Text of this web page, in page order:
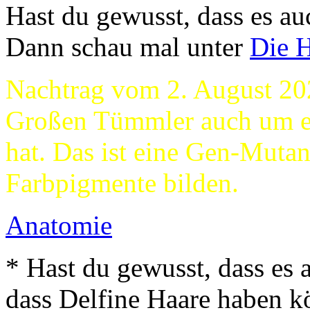
Hast du gewusst, dass es
Dann schau mal unter Die
Nachtrag vom 2. August
Großen Tümmler auch um
hat. Das ist eine Gen-
Farbpigmente bilden.
Anatomie
* Hast du gewusst, dass
dass Delfine Haare haben